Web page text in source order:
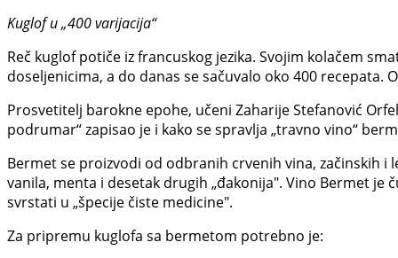
Kuglof u „400 varijacija“
Reč kuglof potiče iz francuskog jezika. Svojim kolačem
doseljenicima, a do danas se sačuvalo oko 400
Prosvetitelj barokne epohe, učeni Zaharije Stefanović
podrumar“ zapisao je i kako se spravlja „travno vino“
Bermet se proizvodi od odbranih crvenih vina, začinskih i
vanila, menta i desetak drugih „đakonija". Vino Bermet je
svrstati u „špecije čiste medicine".
Za pripremu kuglofa sa bermetom potrebno je: